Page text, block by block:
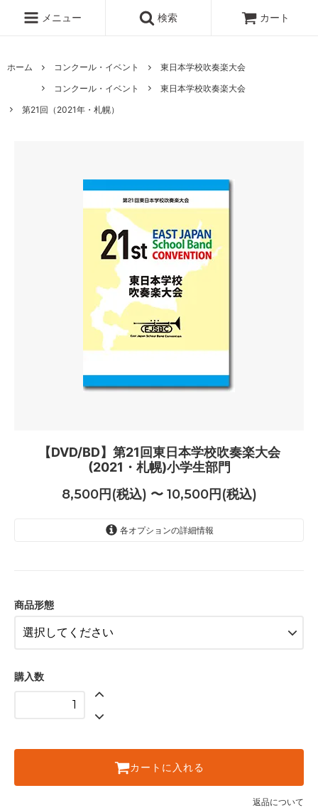
メニュー 検索 カート
ホーム コンクール・イベント
東日本学校吹奏楽大会
コンクール・イベント
東日本学校吹奏楽大会
第21回（2021年・札幌）
【DVD/BD】第21回東日本学校吹奏楽大会
(2021・札幌)小学生部門
8,500円(税込) 〜 10,500円(税込)
各オプションの詳細情報
商品形態
購入数
カートに入れる
返品について